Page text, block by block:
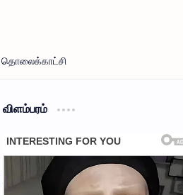
விளம்பரம்